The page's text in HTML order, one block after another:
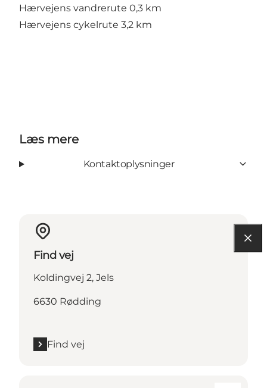
Hærvejens vandrerute 0,3 km
Hærvejens cykelrute 3,2 km
Læs mere
Kontaktoplysninger
Find vej
Koldingvej 2, Jels
6630 Rødding
Find vej